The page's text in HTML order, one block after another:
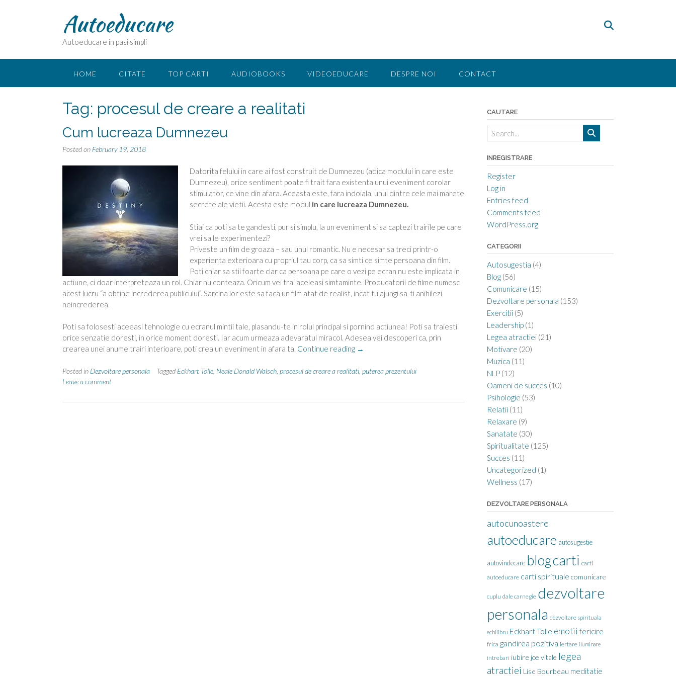
Autoeducare
Autoeducare in pasi simpli
HOME CITATE TOP CARTI AUDIOBOOKS VIDEOEDUCARE DESPRE NOI CONTACT
Tag: procesul de creare a realitati
Cum lucreaza Dumnezeu
Posted on February 19, 2018
Datorita felului in care ai fost construit de Dumnezeu (adica modului in care este
Dumnezeu), orice sentiment poate fi trait fara existenta unui eveniment corolar
stimulator, ce vine din afara. Aceasta este, fara indoiala, unul dintre cele mai marete
secrete ale vietii. Acesta este modul in care lucreaza Dumnezeu.
Stiai ca poti sa te gandesti, pur si simplu, la un eveniment si sa captezi trairile pe care
vrei sa le experimentezi?
Priveste un film de groaza – sau unul romantic. Nu e necesar sa treci printr-o
experienta exterioara cu propriul tau corp, ca sa simti ce simte persoana din film.
Poti chiar sa stii foarte clar ca persoana pe care o vezi pe ecran nu este implicata in
actiune, ci doar interpreteaza un rol. Chiar nu conteaza. Oricum vei trai aceleasi simtaminte. Producatorii de filme numesc
acest lucru “a obtine increderea publicului”. Sarcina lor este sa faca un film atat de realist, incat tu ajungi sa-ti anihilezi
neincrederea.
Poti sa folosesti aceeasi tehnologie cu ecranul mintii tale, plasandu-te in rolul principal si pornind actiunea! Poti sa traiesti
orice senzatie doresti, in orice moment doresti. Iar acum urmeaza adevaratul miracol. Adesea vei descoperi ca, prin
crearea unei anume trairi interioare, poti crea un eveniment in afara ta. Continue reading “Cum
Dumnezeu”
→
Posted in Dezvoltare personala Tagged Eckhart Tolle Neale Donald Walsch procesul de creare a realitati puterea prezentului
Leave a comment
CAUTARE
INREGISTRARE
Register
Log in
Entries feed
Comments feed
WordPress.org
CATEGORII
Autosugestia (4)
Blog(56)
Comunicare (15)
Dezvoltare personala (153)
Exercitii(5)
Leadership(1)
Legea atractiei(21)
Motivare (20)
Muzica (11)
NLP(12)
Oameni de succes (10)
Psihologie (53)
Relatii(11)
Relaxare (9)
Sanatate (30)
Spiritualitate (125)
Succes (11)
Uncategorized (1)
Wellness (17)
DEZVOLTARE PERSONALA
autocunoastere
autoeducare autosugestie
autovindecare blogcarti carti
autoeducare carti spirituale comunicare
cuplu dale carnegie dezvoltare
personala dezvoltare spirituala
echilibru Eckhart Tolle emotii fericire
frica gandirea pozitiva iertare iluminare
intrebari iubire joe vitale legea
atractiei Lise Bourbeau meditatie